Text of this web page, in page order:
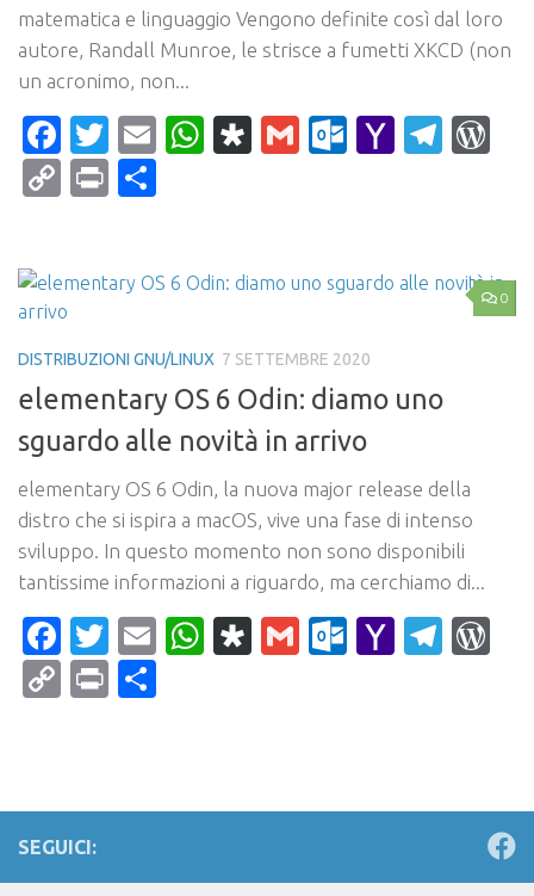
matematica e linguaggio Vengono definite così dal loro
autore, Randall Munroe, le strisce a fumetti XKCD (non
un acronimo, non...
Facebook
Twitter
EmailWhatsApp
Diaspora
Gmail Yahoo
CopyPrint
0
DISTRIBUZIONI GNU/LINUX 7 SETTEMBRE 2020
elementary OS 6 Odin: diamo uno
sguardo alle novità in arrivo
elementary OS 6 Odin, la nuova major release della
distro che si ispira a macOS, vive una fase di intenso
sviluppo. In questo momento non sono disponibili
tantissime informazioni a riguardo, ma cerchiamo di...
Facebook
Twitter
EmailWhatsApp
Diaspora
Gmail Yahoo
CopyPrint
SEGUICI: